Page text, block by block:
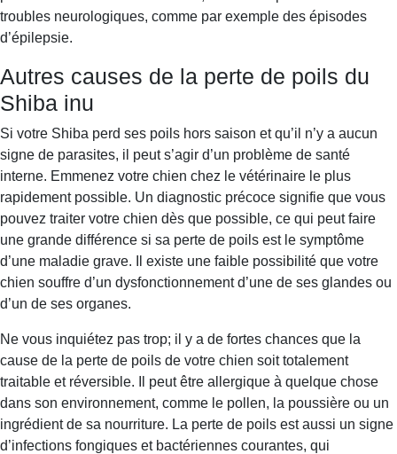
troubles neurologiques, comme par exemple des épisodes
d’épilepsie.
Autres causes de la perte de poils du
Shiba inu
Si votre Shiba perd ses poils hors saison et qu’il n’y a aucun
signe de parasites, il peut s’agir d’un problème de santé
interne. Emmenez votre chien chez le vétérinaire le plus
rapidement possible. Un diagnostic précoce signifie que vous
pouvez traiter votre chien dès que possible, ce qui peut faire
une grande différence si sa perte de poils est le symptôme
d’une maladie grave. Il existe une faible possibilité que votre
chien souffre d’un dysfonctionnement d’une de ses glandes ou
d’un de ses organes.
Ne vous inquiétez pas trop; il y a de fortes chances que la
cause de la perte de poils de votre chien soit totalement
traitable et réversible. Il peut être allergique à quelque chose
dans son environnement, comme le pollen, la poussière ou un
ingrédient de sa nourriture. La perte de poils est aussi un signe
d’infections fongiques et bactériennes courantes, qui